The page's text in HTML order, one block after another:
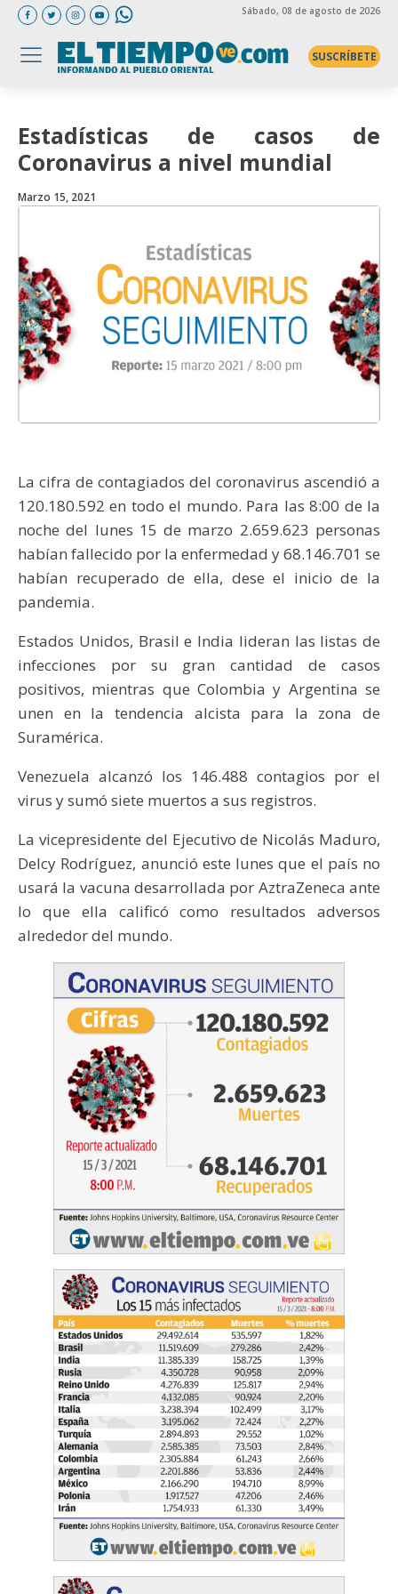
Sábado, 08 de agosto de 2026
SUSCRÍBETE
Estadísticas de casos de
Coronavirus a nivel mundial
Marzo 15, 2021
La cifra de contagiados del coronavirus ascendió a
120.180.592 en todo el mundo. Para las 8:00 de la
noche del lunes 15 de marzo 2.659.623 personas
habían fallecido por la enfermedad y 68.146.701 se
habían recuperado de ella, dese el inicio de la
pandemia.
Estados Unidos, Brasil e India lideran las listas de
infecciones por su gran cantidad de casos
positivos, mientras que Colombia y Argentina se
unen en la tendencia alcista para la zona de
Suramérica.
Venezuela alcanzó los 146.488 contagios por el
virus y sumó siete muertos a sus registros.
La vicepresidente del Ejecutivo de Nicolás Maduro,
Delcy Rodríguez, anunció este lunes que el país no
usará la vacuna desarrollada por AztraZeneca ante
lo que ella calificó como resultados adversos
alrededor del mundo.